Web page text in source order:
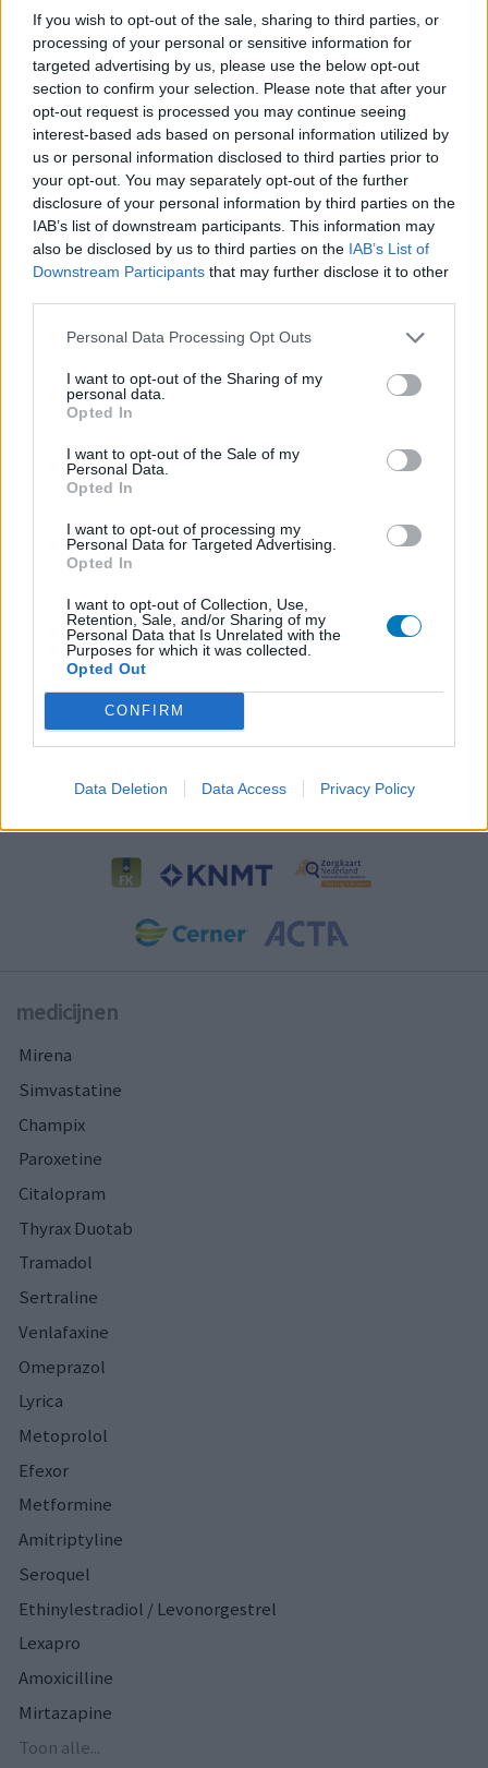
If you wish to opt-out of the sale, sharing to third parties, or
processing of your personal or sensitive information for
targeted advertising by us, please use the below opt-out
section to confirm your selection. Please note that after your
opt-out request is processed you may continue seeing
interest-based ads based on personal information utilized by
us or personal information disclosed to third parties prior to
your opt-out. You may separately opt-out of the further
disclosure of your personal information by third parties on the
IAB’s list of downstream participants. This information may
also be disclosed by us to third parties on the IAB’s List of
Downstream Participants that may further disclose it to other
Personal Data Processing Opt Outs
I want to opt-out of the Sharing of my
personal data.
Opted In
I want to opt-out of the Sale of my
Personal Data.
Opted In
I want to opt-out of processing my
Personal Data for Targeted Advertising.
Opted In
I want to opt-out of Collection, Use,
Retention, Sale, and/or Sharing of my
Personal Data that Is Unrelated with the
Purposes for which it was collected.
Opted Out
CONFIRM
Data Deletion Data Access Privacy Policy
Volg ons op...
MedicatieCombinatieCheck
Controleer nu zelf de combinatie van
uw medicijnen op interacties, snel en eenvoudig.
Kijk hier voor informatie over zwangerschap.
medicijnen
Mirena
Simvastatine
Champix
Paroxetine
Citalopram
Thyrax Duotab
Tramadol
Sertraline
Venlafaxine
Omeprazol
Lyrica
Metoprolol
Efexor
Metformine
Amitriptyline
Seroquel
Ethinylestradiol / Levonorgestrel
Lexapro
Amoxicilline
Mirtazapine
Toon alle...